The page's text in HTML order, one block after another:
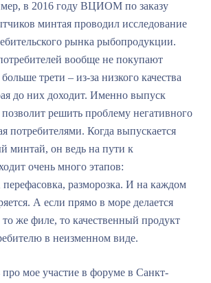
в 2016 году ВЦИОМ по заказу
минтая проводил исследование
рынка рыбопродукции.
вообще не покупают
трети – из-за низкого качества
до них доходит. Именно выпуск
решить проблему негативного
потребителями. Когда выпускается
минтай, он ведь на пути к
очень много этапов:
перефасовка, разморозка. И на каждом
А если прямо в море делается
же филе, то качественный продукт
в неизменном виде.
мое участие в форуме в Санкт-